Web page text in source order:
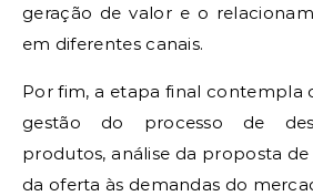
geração de valor e o
em diferentes canais.
Por fim, a etapa final contempla
gestão do processo de
produtos, análise da proposta
da oferta às demandas do